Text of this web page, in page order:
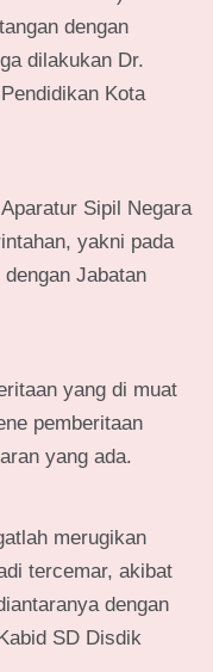
dengan
dilakukan Dr.
Kota
Sipil Negara
yakni pada
Jabatan
yang di muat
pemberitaan
yang ada.
merugikan
tercemar, akibat
dengan
SD Disdik